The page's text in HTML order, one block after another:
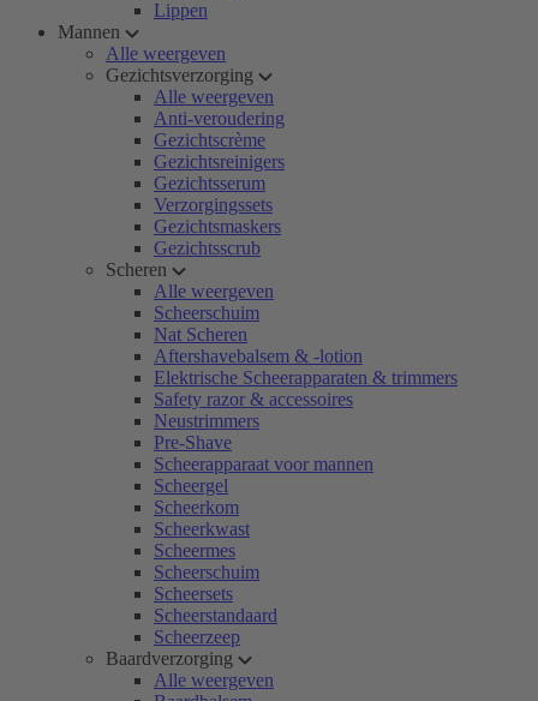
Lippen
Mannen
Alle weergeven
Gezichtsverzorging
Alle weergeven
Anti-veroudering
Gezichtscrème
Gezichtsreinigers
Gezichtsserum
Verzorgingssets
Gezichtsmaskers
Gezichtsscrub
Scheren
Alle weergeven
Scheerschuim
Nat Scheren
Aftershavebalsem & -lotion
Elektrische Scheerapparaten & trimmers
Safety razor & accessoires
Neustrimmers
Pre-Shave
Scheerapparaat voor mannen
Scheergel
Scheerkom
Scheerkwast
Scheermes
Scheerschuim
Scheersets
Scheerstandaard
Scheerzeep
Baardverzorging
Alle weergeven